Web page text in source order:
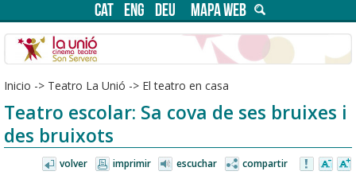
CAT ENG DEU MAPA WEB
Inicio -> Teatro La Unió -> El teatro en casa
Teatro escolar: Sa cova de ses bruixes i
des bruixots
volver imprimir escuchar compartir